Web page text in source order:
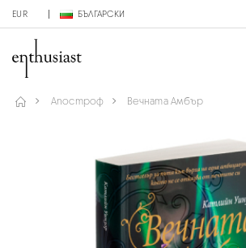
EUR БЪЛГАРСКИ
Апостроф Вечната Амбър